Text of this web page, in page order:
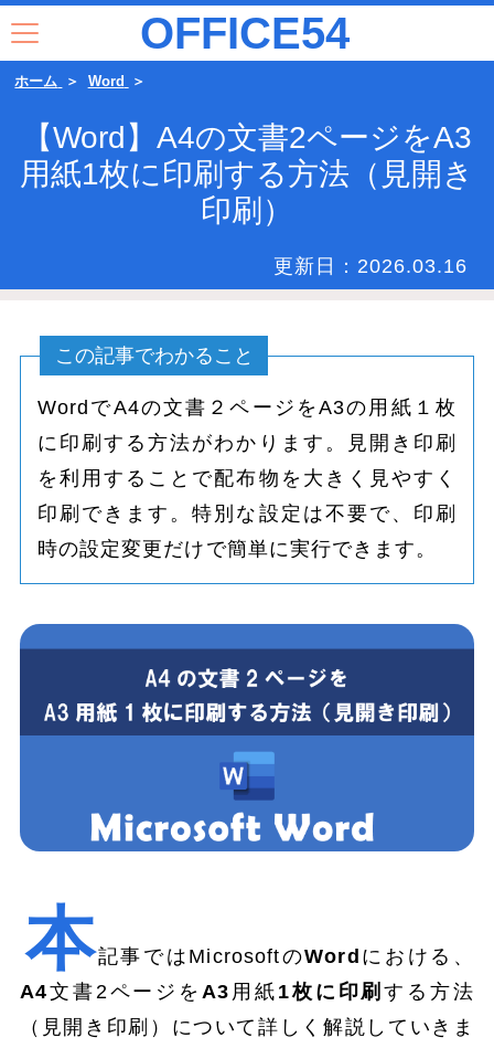
OFFICE54
ホーム Word
【Word】A4の文書2ページをA3
用紙1枚に印刷する方法（見開き
印刷）
更新日： 2026.03.16
この記事でわかること
WordでA4の文書２ページをA3の用紙１枚
に印刷する方法がわかります。見開き印刷
を利用することで配布物を大きく見やすく
印刷できます。特別な設定は不要で、印刷
時の設定変更だけで簡単に実行できます。
本記事ではMicrosoftのWord における、
A4文書2ページをA3 用紙 1枚に印刷する方法
（見開き印刷）について詳しく解説していきま